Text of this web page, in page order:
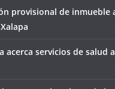
provisional de inmueble
acerca servicios de salud